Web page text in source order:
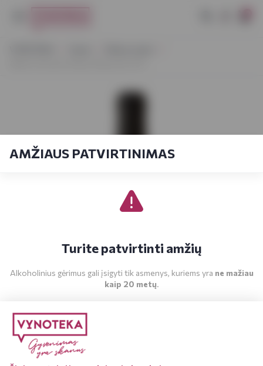
AMŽIAUS PATVIRTINIMAS
Turite patvirtinti amžių
Alkoholinius gėrimus gali įsigyti tik asmenys, kuriems yra ne mažiau
kaip 20 metų.